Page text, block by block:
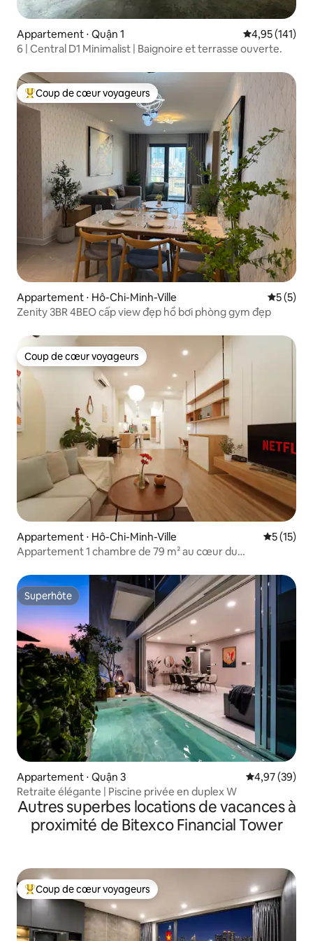
Appartement ⋅ Quận 1 Évaluation
4,95 (141)
6 | Central D1 Minimalist | Baignoire et terrasse ouverte.
Coups de cœur voyageurs les plus appréciés
Coup de cœur voyageurs
Appartement ⋅ Hô-Chi-Minh-Ville
5 (5)
Zenity 3BR 4BEO cấp view đẹp hồ bơi phòng gym đẹp
Coup de cœur voyageurs
Coup de cœur voyageurs
Appartement ⋅ Hô-Chi-Minh-Ville
5 (15)
Appartement 1 chambre de 79 m² au cœur du
Superhôte
Superhôte
Appartement ⋅ Quận 3 Évaluation
4,97 (39)
Retraite élégante | Piscine privée en duplex W
Autres superbes locations de vacances à
proximité de Bitexco Financial Tower
Coups de cœur voyageurs les plus appréciés
Coup de cœur voyageurs